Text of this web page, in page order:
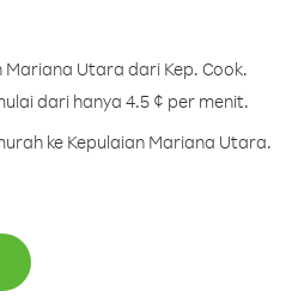
Utara dari Kep. Cook.
dari hanya 4.5 ¢ per menit.
ke Kepulaian Mariana Utara.